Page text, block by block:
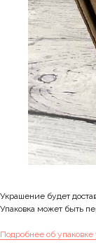
Украшение будет
Упаковка может быть
Подробнее об упаковке